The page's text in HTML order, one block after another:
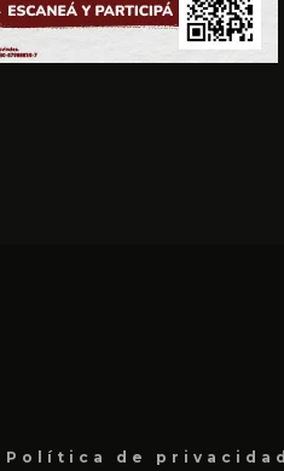
Política de privacidad